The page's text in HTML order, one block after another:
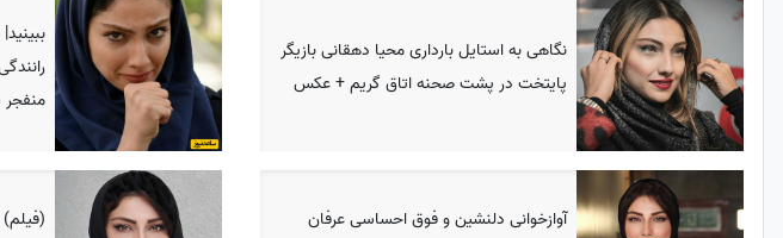
نگاهی به استایل بارداری محیا دهقانی بازیگر
پایتخت در پشت صحنه اتاق گریم + عکس
آوازخوانی دلنشین و فوق احساسی عرفان